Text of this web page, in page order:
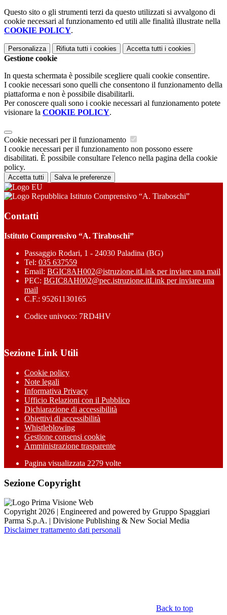
Questo sito o gli strumenti terzi da questo utilizzati si avvalgono di
cookie necessari al funzionamento ed utili alle finalità illustrate nella
COOKIE POLICY.
Personalizza Rifiuta tutti i cookies Accetta tutti i cookies
Gestione cookie
In questa schermata è possibile scegliere quali cookie consentire.
I cookie necessari sono quelli che consentono il funzionamento della
piattaforma e non è possibile disabilitarli.
Per conoscere quali sono i cookie necessari al funzionamento potete
visionare la COOKIE POLICY.
Cookie necessari per il funzionamento
I cookie necessari per il funzionamento non possono essere
disabilitati. È possibile consultare l'elenco nella pagina della cookie
policy.
Accetta tutti Salva le preferenze
Istituto Comprensivo “A. Tiraboschi”
Contatti
Istituto Comprensivo “A. Tiraboschi”
Passaggio Rodari, 1 - 24030 Paladina (BG)
Tel: 035 637559
Email: BGIC8AH002@istruzione.itLink per inviare una mail
PEC: BGIC8AH002@pec.istruzione.itLink per inviare una
mail
C.F.: 95261130165
Codice univoco: 7RD4HV
Sezione Link Utili
Cookie policy
Note legali
Informativa Privacy
Ufficio Relazioni con il Pubblico
Dichiarazione di accessibilità
Obiettivi di accessibilità
Whistleblowing
Gestione consensi cookie
Amministrazione trasparente
Pagina visualizzata 2279 volte
Sezione Copyright
Copyright 2026 | Engineered and powered by Gruppo Spaggiari
Parma S.p.A. | Divisione Publishing & New Social Media
Disclaimer trattamento dati personali
Back to top